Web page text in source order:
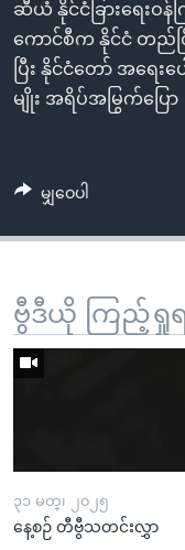
သို့
ကျော်
ရန်
ဆီယံ နိုင်ငံခြားရေးဝန်
ကောင်စီက နိုင်ငံ တည်
ပြီး နိုင်ငံတော် အရေ
မျိုး အရိပ်အမြွက်ပြော
မျှဝေပါ
ဗွီဒီယို ကြည့်ရှု
၃၁ မတ္၊ ၂၀၂၅
နေ့စဉ် တီဗွီသတင်းလွှာ